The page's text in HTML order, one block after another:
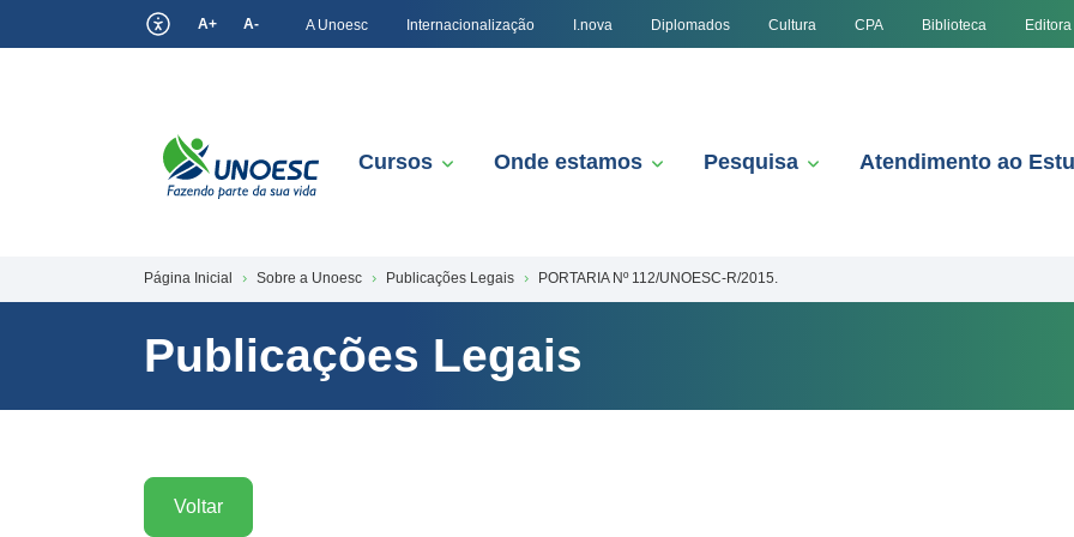
A+ A- A Unoesc Internacionalização I.nova Diplomados Cultura CPA Biblioteca Editora
Cursos Onde estamos Pesquisa Atendimento ao
Página Inicial Sobre a Unoesc Publicações Legais PORTARIA Nº 112/UNOESC-R/2015.
Publicações Legais
Voltar